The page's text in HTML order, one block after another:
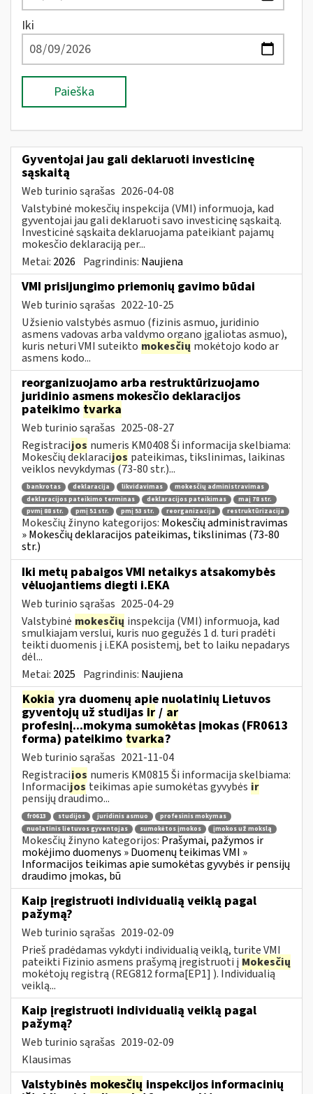
Iki
Paieška
Gyventojai jau gali deklaruoti investicinę
sąskaitą
Web turinio sąrašas 2026-04-08
Valstybinė mokesčių inspekcija (VMI) informuoja, kad
gyventojai jau gali deklaruoti savo investicinę sąskaitą.
Investicinė sąskaita deklaruojama pateikiant pajamų
mokesčio deklaraciją per...
Metai: 2026 Pagrindinis: Naujiena
VMI prisijungimo priemonių gavimo būdai
Web turinio sąrašas 2022-10-25
Užsienio valstybės asmuo (fizinis asmuo, juridinio
asmens vadovas arba valdymo organo įgaliotas asmuo),
kuris neturi VMI suteikto mokesčių mokėtojo kodo ar
asmens kodo...
reorganizuojamo arba restruktūrizuojamo
juridinio asmens mokesčio deklaracijos
pateikimo tvarka
Web turinio sąrašas 2025-08-27
Registracijos numeris KM0408 Ši informacija skelbiama:
Mokesčių deklaracijos pateikimas, tikslinimas, laikinas
veiklos nevykdymas (73-80 str.)...
bankrotas deklaracija likvidavimas
mokesčių administravimas
deklaracijos pateikimo terminas
deklaracijos pateikimas
maį 78 str.
pvmį 88 str.
pmį 51 str. pmį 53 str. reorganizacija restruktūrizacija
Mokesčių žinyno kategorijos: Mokesčių administravimas
» Mokesčių deklaracijos pateikimas, tikslinimas (73-80
str.)
Iki metų pabaigos VMI netaikys atsakomybės
vėluojantiems diegti i.EKA
Web turinio sąrašas 2025-04-29
Valstybinė mokesčių inspekcija (VMI) informuoja, kad
smulkiajam verslui, kuris nuo gegužės 1 d. turi pradėti
teikti duomenis į i.EKA posistemį, bet to laiku nepadarys
dėl...
Metai: 2025 Pagrindinis: Naujiena
Kokia yra duomenų apie nuolatinių Lietuvos
gyventojų už studijas ir / ar
profesinį...mokymą sumokėtas įmokas (FR0613
forma) pateikimo tvarka?
Web turinio sąrašas 2021-11-04
Registracijos numeris KM0815 Ši informacija skelbiama:
Informacijosteikimas apie sumokėtas gyvybės ir
pensijų draudimo...
fr0613 studijos juridinis asmuo
profesinis mokymas
nuolatinis lietuvos gyventojas
sumokėtos įmokos įmokos už mokslą
Mokesčių žinyno kategorijos: Prašymai, pažymos ir
mokėjimo duomenys » Duomenų teikimas VMI »
Informacijos teikimas apie sumokėtas gyvybės ir pensijų
draudimo įmokas, bū
Kaip įregistruoti individualią veiklą pagal
pažymą?
Web turinio sąrašas 2019-02-09
Prieš pradėdamas vykdyti individualią veiklą, turite VMI
pateikti Fizinio asmens prašymą įregistruoti į Mokesčių
mokėtojų registrą (REG812 forma[EP1] ). Individualią
veiklą...
Kaip įregistruoti individualią veiklą pagal
pažymą?
Web turinio sąrašas 2019-02-09
Klausimas
Valstybinės mokesčių inspekcijos informacinių